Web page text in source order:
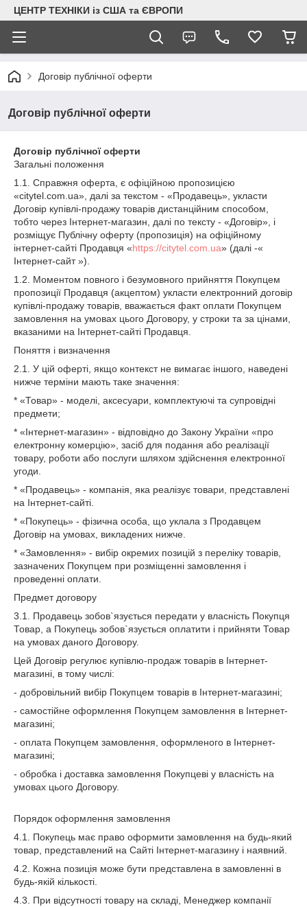
ЦЕНТР ТЕХНІКИ із США та ЄВРОПИ
Договір публічної оферти
Договір публічної оферти
Договір публічної оферти
Загальні положення
1.1. Справжня оферта, є офіційною пропозицією
«citytel.com.ua», далі за текстом - «Продавець», укласти
Договір купівлі-продажу товарів дистанційним способом,
тобто через Інтернет-магазин, далі по тексту - «Договір», і
розміщує Публічну оферту (пропозиція) на офіційному
інтернет-сайті Продавця «https://citytel.com.ua» (далі -«
Інтернет-сайт »).
1.2. Моментом повного і безумовного прийняття Покупцем
пропозиції Продавця (акцептом) укласти електронний договір
купівлі-продажу товарів, вважається факт оплати Покупцем
замовлення на умовах цього Договору, у строки та за цінами,
вказаними на Інтернет-сайті Продавця.
Поняття і визначення
2.1. У цій оферті, якщо контекст не вимагає іншого, наведені
нижче терміни мають таке значення:
* «Товар» - моделі, аксесуари, комплектуючі та супровідні
предмети;
* «Інтернет-магазин» - відповідно до Закону України «про
електронну комерцію», засіб для подання або реалізації
товару, роботи або послуги шляхом здійснення електронної
угоди.
* «Продавець» - компанія, яка реалізує товари, представлені
на Інтернет-сайті.
* «Покупець» - фізична особа, що уклала з Продавцем
Договір на умовах, викладених нижче.
* «Замовлення» - вибір окремих позицій з переліку товарів,
зазначених Покупцем при розміщенні замовлення і
проведенні оплати.
Предмет договору
3.1. Продавець зобов`язується передати у власність Покупця
Товар, а Покупець зобов`язується оплатити і прийняти Товар
на умовах даного Договору.
Цей Договір регулює купівлю-продаж товарів в Інтернет-
магазині, в тому числі:
- добровільний вибір Покупцем товарів в Інтернет-магазині;
- самостійне оформлення Покупцем замовлення в Інтернет-
магазині;
- оплата Покупцем замовлення, оформленого в Інтернет-
магазині;
- обробка і доставка замовлення Покупцеві у власність на
умовах цього Договору.
Порядок оформлення замовлення
4.1. Покупець має право оформити замовлення на будь-який
товар, представлений на Сайті Інтернет-магазину і наявний.
4.2. Кожна позиція може бути представлена в замовленні в
будь-якій кількості.
4.3. При відсутності товару на складі, Менеджер компанії